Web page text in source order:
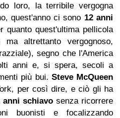
loro, la terribile vergogna
quest'anno ci sono 12 anni
quanto quest'ultima pellicola
altrettanto vergognoso,
segno che l'America
anni e, si spera, secoli a
più bui. Steve McQueen
per così dire, e ciò gli ha
anni schiavo senza ricorrere
buonisti e focalizzando